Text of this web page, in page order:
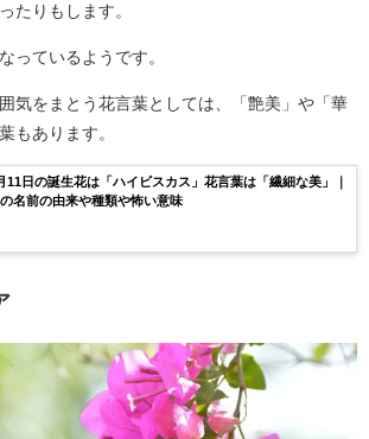
たりもします。
っているようです。
気をまとう花言葉としては、「艶美」や「華
もあります。
11日の誕生花は「ハイビスカス」花言葉は「繊細な美」｜
名前の由来や種類や怖い意味